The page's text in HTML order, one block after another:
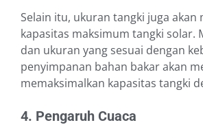
Selain itu, ukuran tangki juga akan
kapasitas maksimum tangki solar.
dan ukuran yang sesuai dengan
penyimpanan bahan bakar akan
memaksimalkan kapasitas tangki
4. Pengaruh Cuaca